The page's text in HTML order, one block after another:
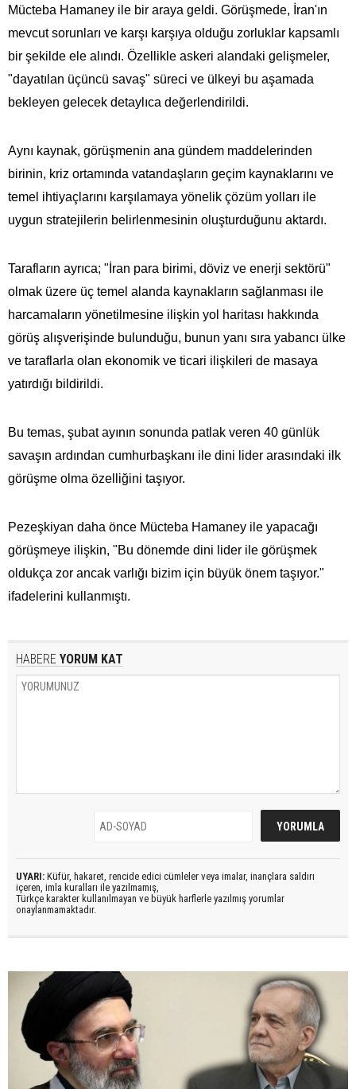
Mücteba Hamaney ile bir araya geldi. Görüşmede, İran'ın
mevcut sorunları ve karşı karşıya olduğu zorluklar kapsamlı
bir şekilde ele alındı. Özellikle askeri alandaki gelişmeler,
"dayatılan üçüncü savaş" süreci ve ülkeyi bu aşamada
bekleyen gelecek detaylıca değerlendirildi.
Aynı kaynak, görüşmenin ana gündem maddelerinden
birinin, kriz ortamında vatandaşların geçim kaynaklarını ve
temel ihtiyaçlarını karşılamaya yönelik çözüm yolları ile
uygun stratejilerin belirlenmesinin oluşturduğunu aktardı.
Tarafların ayrıca; "İran para birimi, döviz ve enerji sektörü"
olmak üzere üç temel alanda kaynakların sağlanması ile
harcamaların yönetilmesine ilişkin yol haritası hakkında
görüş alışverişinde bulunduğu, bunun yanı sıra yabancı ülke
ve taraflarla olan ekonomik ve ticari ilişkileri de masaya
yatırdığı bildirildi.
Bu temas, şubat ayının sonunda patlak veren 40 günlük
savaşın ardından cumhurbaşkanı ile dini lider arasındaki ilk
görüşme olma özelliğini taşıyor.
Pezeşkiyan daha önce Mücteba Hamaney ile yapacağı
görüşmeye ilişkin, "Bu dönemde dini lider ile görüşmek
oldukça zor ancak varlığı bizim için büyük önem taşıyor."
ifadelerini kullanmıştı.
HABERE YORUM KAT
UYARI: Küfür, hakaret, rencide edici cümleler veya imalar, inançlara saldırı
içeren, imla kuralları ile yazılmamış,
Türkçe karakter kullanılmayan ve büyük harflerle yazılmış yorumlar
onaylanmamaktadır.